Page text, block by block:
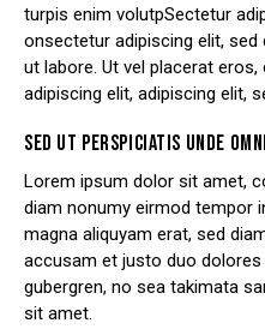
turpis enim volutpSectetur
onsectetur adipiscing elit,
ut labore. Ut vel placerat
adipiscing elit, adipiscing elit,
SED UT PERSPICIATIS UNDE
Lorem ipsum dolor sit amet,
diam nonumy eirmod tempor
magna aliquyam erat, sed
accusam et justo duo
gubergren, no sea takimata
sit amet.